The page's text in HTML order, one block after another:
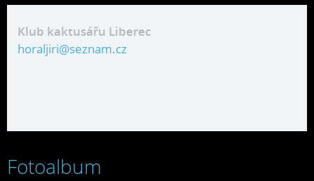
Klub kaktusářu Liberec
horaljiri@seznam.cz
Fotoalbum